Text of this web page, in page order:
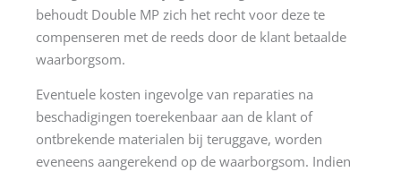
behoudt Double MP zich het recht voor deze te
compenseren met de reeds door de klant betaalde
waarborgsom.
Eventuele kosten ingevolge van reparaties na
beschadigingen toerekenbaar aan de klant of
ontbrekende materialen bij teruggave, worden
eveneens aangerekend op de waarborgsom. Indien